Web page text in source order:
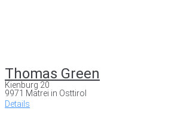
Thomas Green
Kienburg 20
9971 Matrei in Osttirol
Details